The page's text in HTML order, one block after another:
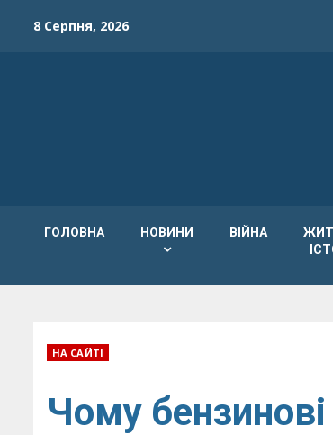
8 Серпня, 2026
ГОЛОВНА НОВИНИ ВІЙНА
НА САЙТІ
Чому